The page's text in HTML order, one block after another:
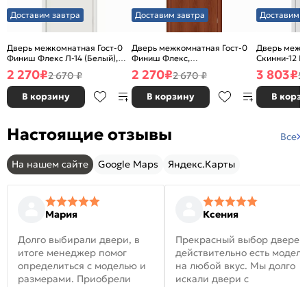
Доставим завтра
Дверь межкомнатная Гост-0
Финиш Флекс Л-14 (Белый),
глухая, каркасно-щитовая
2 270₽2 670 ₽
В корзину
Доставим завтра
Дверь межкомнатная Гост-0
Финиш Флекс,
Ламинированные Л-11
(ИталОрех), глухая, каркасно-
щитовая
2 270₽2 670 ₽
В корзину
Доставим
Дверь
Скинни-12
глухая,
3 803₽5
В
Настоящие отзывы Все
На нашем сайте Google Maps Яндекс.Карты
Мария
Долго выбирали двери, в
итоге менеджер помог
определиться с моделью и
размерами. Приобрели
Ксения
Прекрасный выбор
действительно есть модели
на любой вкус. Мы долго
искали двери с